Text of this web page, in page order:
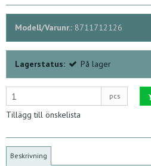
Modell/Varunr.: 8711712126
Lagerstatus: På lager
pcs
Tillägg till önskelista
Beskrivning